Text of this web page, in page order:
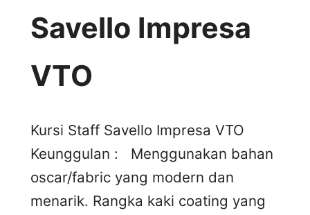
Savello Impresa
VTO
Kursi Staff Savello Impresa VTO
Keunggulan : Menggunakan bahan
oscar/fabric yang modern dan
menarik. Rangka kaki coating yang